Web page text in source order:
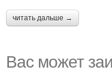
читать дальше →
Вас может